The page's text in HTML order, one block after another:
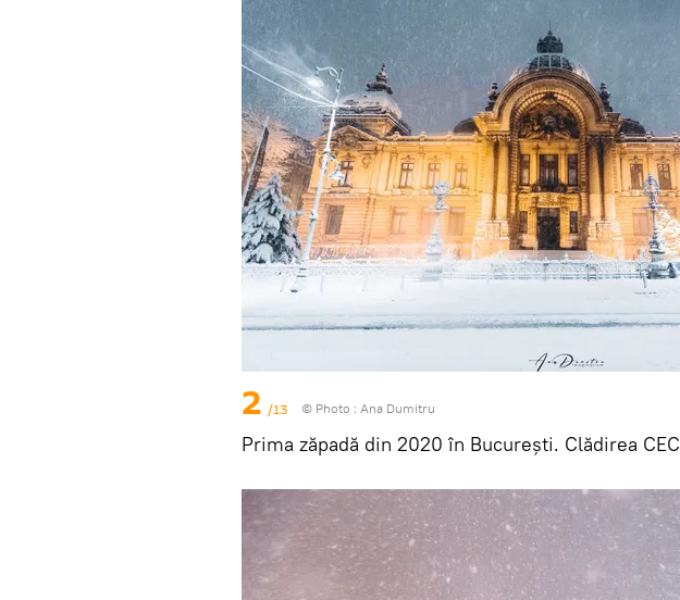
2 /13 © Photo : Ana Dumitru
Prima zăpadă din 2020 în București. Clădirea CEC